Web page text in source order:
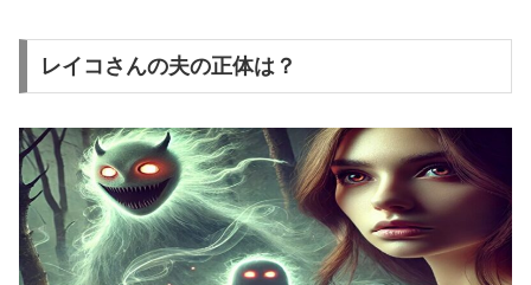
レイコさんの夫の正体は？